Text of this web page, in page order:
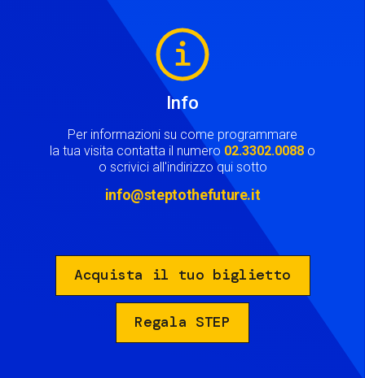
Info
Per informazioni su come programmare
la tua visita contatta il numero 02.3302.0088 o
o scrivici all'indirizzo qui sotto
info@steptothefuture.it
Acquista il tuo biglietto
Regala STEP